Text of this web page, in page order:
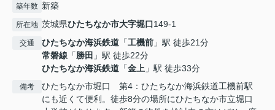
築年数 新築
所在地 茨城県ひたちなか市大字堀口149-1
交通 ひたちなか海浜鉄道 「工機前 」駅 徒歩21分
常磐線 「勝田 」駅 徒歩22分
ひたちなか海浜鉄道 「金上 」駅 徒歩33分
備考
ひたちなか市堀口 第4：ひたちなか海浜鉄道工機前駅
にも近くて便利。徒歩8分の場所にひたちなか市立堀口